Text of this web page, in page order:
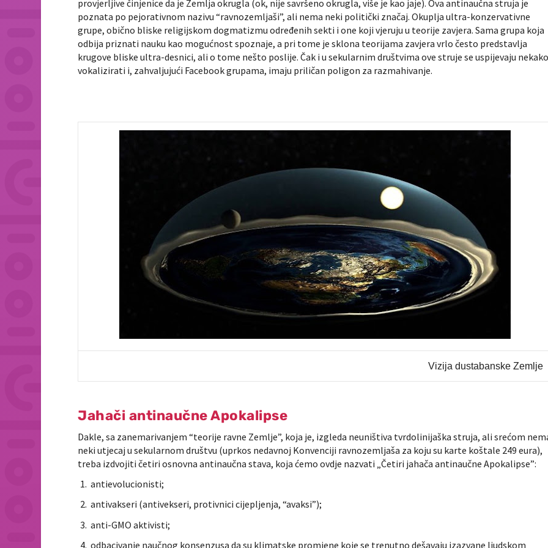
provjerljive činjenice da je Zemlja okrugla (ok, nije savršeno okrugla, više je kao jaje). Ova antinaučna struja je
poznata po pejorativnom nazivu “ravnozemljaši”, ali nema neki politički značaj. Okuplja ultra-konzervativne
grupe, obično bliske religijskom dogmatizmu određenih sekti i one koji vjeruju u teorije zavjera. Sama grupa koja
odbija priznati nauku kao mogućnost spoznaje, a pri tome je sklona teorijama zavjera vrlo često predstavlja
krugove bliske ultra-desnici, ali o tome nešto poslije. Čak i u sekularnim društvima ove struje se uspijevaju
vokalizirati i, zahvaljujući Facebook grupama, imaju priličan poligon za razmahivanje.
Vizija dustabanske Zemlje
Jahači antinaučne Apokalipse
Dakle, sa zanemarivanjem “teorije ravne Zemlje”, koja je, izgleda neuništiva tvrdolinijaška struja, ali srećom
neki utjecaj u sekularnom društvu (uprkos nedavnoj Konvenciji ravnozemljaša za koju su karte koštale 249 eura),
treba izdvojiti četiri osnovna antinaučna stava, koja ćemo ovdje nazvati „Četiri jahača antinaučne Apokalipse”:
antievolucionisti;
antivakseri (antivekseri, protivnici cijepljenja, “avaksi”);
anti-GMO aktivisti;
odbacivanje naučnog konsenzusa da su klimatske promjene koje se trenutno dešavaju izazvane ljudskom